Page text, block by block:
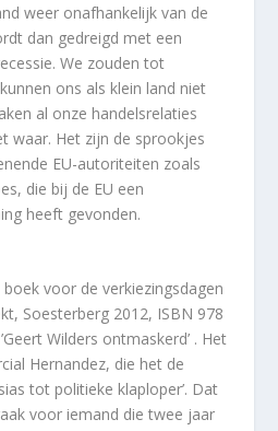
weer onafhankelijk van de
dan gedreigd met een
We zouden tot
ons als klein land niet
al onze handelsrelaties
waar. Het zijn de sprookjes
EU-autoriteiten zoals
die bij de EU een
heeft gevonden.
voor de verkiezingsdagen
Soesterberg 2012, ISBN 978
Wilders ontmaskerd’ . Het
Hernandez, die het de
tot politieke klaploper’. Dat
voor iemand die twee jaar